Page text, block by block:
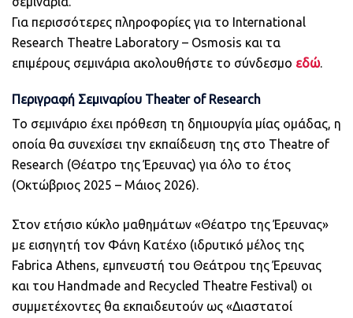
Για περισσότερες πληροφορίες για το International
Research Theatre Laboratory – Osmosis και τα
επιμέρους σεμινάρια ακολουθήστε το σύνδεσμο εδώ.
Περιγραφή Σεμιναρίου Theater of Research
Το σεμινάριο έχει πρόθεση τη δημιουργία μίας ομάδας, η
οποία θα συνεχίσει την εκπαίδευση της στο Theatre of
Research (Θέατρο της Έρευνας) για όλο το έτος
(Οκτώβριος 2025 – Μάιος 2026).
Στον ετήσιο κύκλο μαθημάτων «Θέατρο της Έρευνας»
με εισηγητή τον Φάνη Κατέχο (ιδρυτικό μέλος της
Fabrica Athens, εμπνευστή του Θεάτρου της Έρευνας
και του Handmade and Recycled Theatre Festival) οι
συμμετέχοντες θα εκπαιδευτούν ως «Διαστατοί